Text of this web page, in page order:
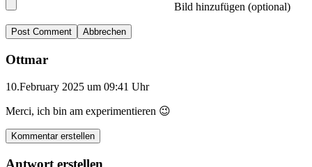
Bild hinzufügen (optional)
Abbrechen
Ottmar
10.February 2025 um 09:41 Uhr
Merci, ich bin am experimentieren 😉
Kommentar erstellen
Antwort erstellen